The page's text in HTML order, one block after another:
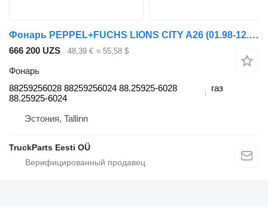
Фонарь PEPPEL+FUCHS LIONS CITY A26 (01.98-12.13) 88259256028 для автобуса MAN Lion's bus (1991-)
666 200 UZS 48,39 € ≈ 55,58 $
Фонарь
88259256028 88259256024 88.25925-6028
88.25925-6024
газ
Эстония, Tallinn
TruckParts Eesti OÜ